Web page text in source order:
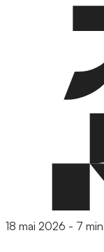
18 mai 2026 - 7 min